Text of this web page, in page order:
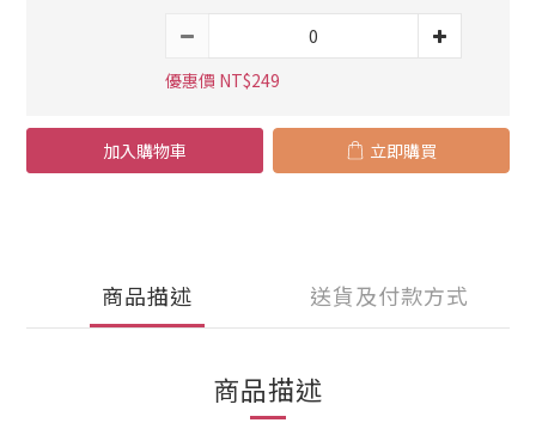
優惠價 NT$249
加入購物車 立即購買
商品描述 送貨及付款方式
商品描述